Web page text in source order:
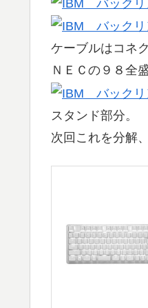
ケーブルはコネ
ＮＥＣの９８全
スタンド部分。
次回これを分解